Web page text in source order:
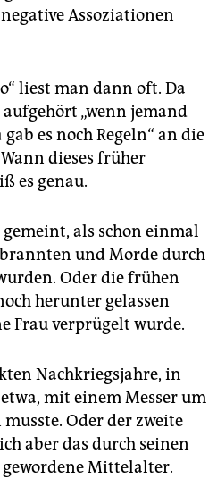
Assoziationen
liest man dann oft. Da
„wenn jemand
es noch Regeln“ an die
dieses früher
es genau.
als schon einmal
und Morde durch
Oder die frühen
herunter gelassen
Frau verprügelt wurde.
Nachkriegsjahre, in
mit einem Messer um
Oder der zweite
aber das durch seinen
Mittelalter.